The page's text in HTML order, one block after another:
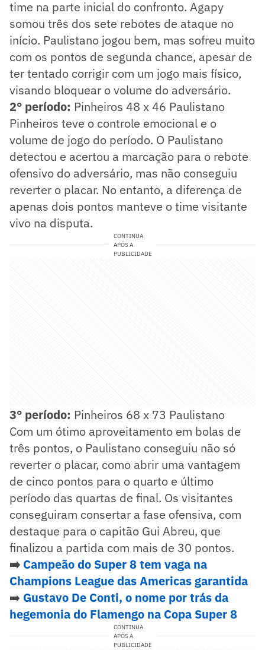
time na parte inicial do confronto. Agapy
somou três dos sete rebotes de ataque no
início. Paulistano jogou bem, mas sofreu muito
com os pontos de segunda chance, apesar de
ter tentado corrigir com um jogo mais físico,
visando bloquear o volume do adversário.
2° período: Pinheiros 48 x 46 Paulistano
Pinheiros teve o controle emocional e o
volume de jogo do período. O Paulistano
detectou e acertou a marcação para o rebote
ofensivo do adversário, mas não conseguiu
reverter o placar. No entanto, a diferença de
apenas dois pontos manteve o time visitante
vivo na disputa.
CONTINUA
APÓS A
PUBLICIDADE
3° período: Pinheiros 68 x 73 Paulistano
Com um ótimo aproveitamento em bolas de
três pontos, o Paulistano conseguiu não só
reverter o placar, como abrir uma vantagem
de cinco pontos para o quarto e último
período das quartas de final. Os visitantes
conseguiram consertar a fase ofensiva, com
destaque para o capitão Gui Abreu, que
finalizou a partida com mais de 30 pontos.
➡️ Campeão do Super 8 tem vaga na
Champions League das Americas garantida
➡️ Gustavo De Conti, o nome por trás da
hegemonia do Flamengo na Copa Super 8
CONTINUA
APÓS A
PUBLICIDADE